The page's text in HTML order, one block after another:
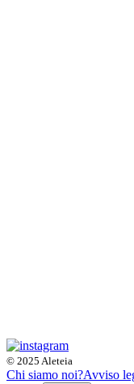
© 2025 Aleteia
Chi siamo noi?Avviso